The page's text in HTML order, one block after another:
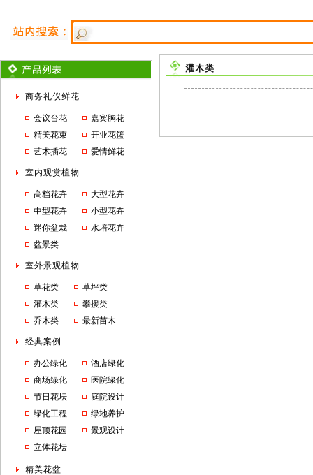
商务礼仪鲜花
会议台花
嘉宾胸花
精美花束
开业花篮
艺术插花
爱情鲜花
室内观赏植物
高档花卉
大型花卉
中型花卉
小型花卉
迷你盆栽
水培花卉
盆景类
室外景观植物
草花类
草坪类
灌木类
攀援类
乔木类
最新苗木
经典案例
办公绿化
酒店绿化
商场绿化
医院绿化
节日花坛
庭院设计
绿化工程
绿地养护
屋顶花园
景观设计
立体花坛
精美花盆
灌木类